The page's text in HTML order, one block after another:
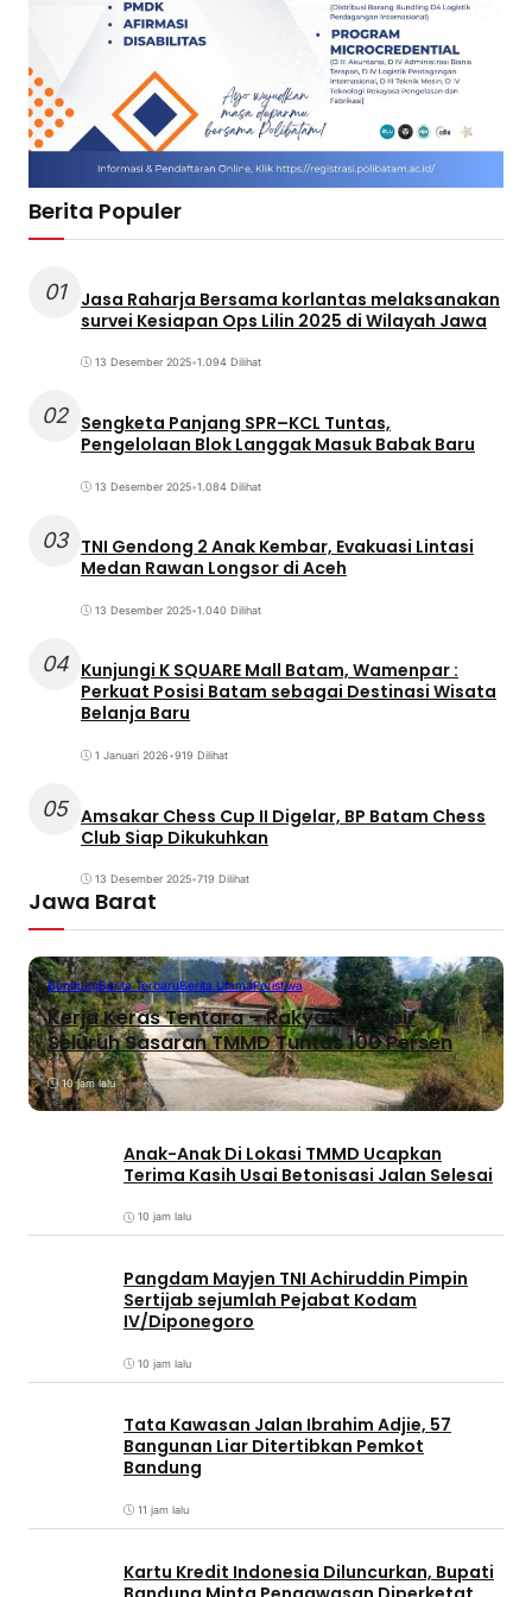
Berita Populer
01
Jasa Raharja Bersama korlantas melaksanakan
survei Kesiapan Ops Lilin 2025 di Wilayah Jawa
13 Desember 2025•1.094 Dilihat
02 Sengketa Panjang SPR–KCL Tuntas,
Pengelolaan Blok Langgak Masuk Babak Baru
13 Desember 2025•1.084 Dilihat
03 TNI Gendong 2 Anak Kembar, Evakuasi Lintasi
Medan Rawan Longsor di Aceh
13 Desember 2025•1.040 Dilihat
04 Kunjungi K SQUARE Mall Batam, Wamenpar :
Perkuat Posisi Batam sebagai Destinasi Wisata
Belanja Baru
1 Januari 2026•919 Dilihat
05 Amsakar Chess Cup II Digelar, BP Batam Chess
Club Siap Dikukuhkan
13 Desember 2025•719 Dilihat
Jawa Barat
BandungBerita TerbaruBerita UtamaPeristiwa
Kerja Keras Tentara – Rakyat, Hampir
Seluruh Sasaran TMMD Tuntas 100 Persen
10 jam lalu
Anak-Anak Di Lokasi TMMD Ucapkan
Terima Kasih Usai Betonisasi Jalan Selesai
10 jam lalu
Pangdam Mayjen TNI Achiruddin Pimpin
Sertijab sejumlah Pejabat Kodam
IV/Diponegoro
10 jam lalu
Tata Kawasan Jalan Ibrahim Adjie, 57
Bangunan Liar Ditertibkan Pemkot
Bandung
11 jam lalu
Kartu Kredit Indonesia Diluncurkan, Bupati